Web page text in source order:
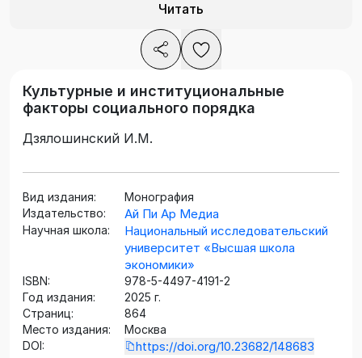
Читать
Культурные и институциональные
факторы социального порядка
Дзялошинский И.М.
Вид издания:
Монография
Издательство:
Ай Пи Ар Медиа
Научная школа:
Национальный исследовательский
университет «Высшая школа
экономики»
ISBN:
978-5-4497-4191-2
Год издания:
2025 г.
Страниц:
864
Место издания:
Москва
DOI:
https://doi.org/10.23682/148683